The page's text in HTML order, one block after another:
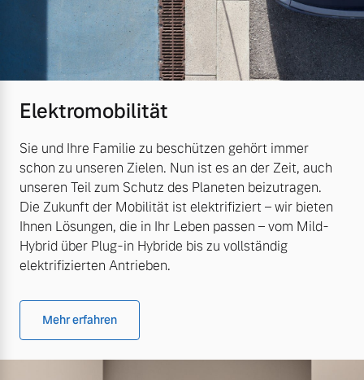
Elektromobilität
Sie und Ihre Familie zu beschützen gehört immer
schon zu unseren Zielen. Nun ist es an der Zeit, auch
unseren Teil zum Schutz des Planeten beizutragen.
Die Zukunft der Mobilität ist elektrifiziert – wir bieten
Ihnen Lösungen, die in Ihr Leben passen – vom Mild-
Hybrid über Plug-in Hybride bis zu vollständig
elektrifizierten Antrieben.
Mehr erfahren